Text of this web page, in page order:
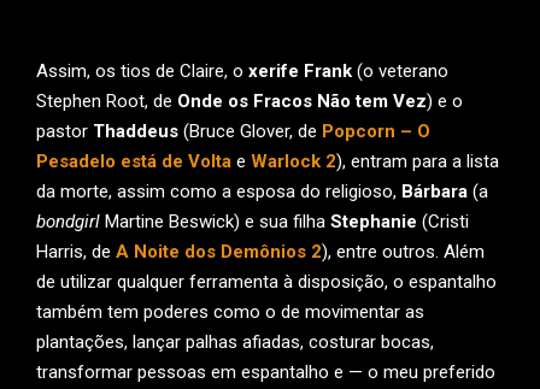
Assim, os tios de Claire, o xerife Frank (o veterano
Stephen Root, de Onde os Fracos Não tem Vez) e o
pastor Thaddeus (Bruce Glover, de Popcorn – O
Pesadelo está de Volta e Warlock 2), entram para a lista
da morte, assim como a esposa do religioso, Bárbara (a
bondgirl Martine Beswick) e sua filha Stephanie (Cristi
Harris, de A Noite dos Demônios 2), entre outros. Além
de utilizar qualquer ferramenta à disposição, o espantalho
também tem poderes como o de movimentar as
plantações, lançar palhas afiadas, costurar bocas,
transformar pessoas em espantalho e — o meu preferido